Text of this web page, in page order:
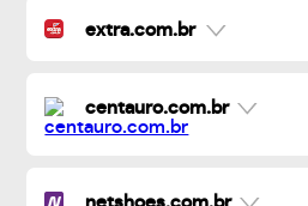
extra.com.br
centauro.com.br